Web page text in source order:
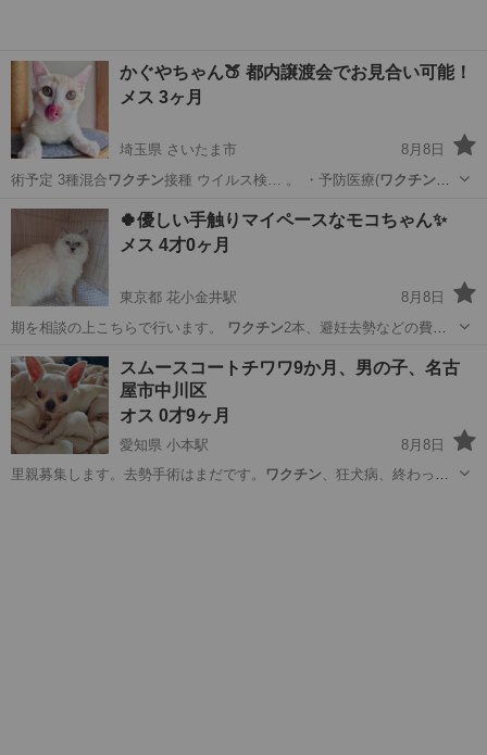
かぐやちゃん🍑 都内譲渡会でお見合い可能！
メス 3ヶ月
埼玉県 さいたま市
8月8日
術予定 3種混合 ワクチン接種 ウイルス検… 。 ・予防医療(ワクチン
埼玉 さいたま市 猫 去勢手術
🍀優しい手触りマイペースなモコちゃん✨️
メス 4才0ヶ月
東京都 花小金井駅
8月8日
期を相談の上こちらで行います。
ワクチン2本、避妊去勢などの費用
東京 小平市 費用
スムースコートチワワ9か月、男の子、名古
屋市中川区
オス 0才9ヶ月
愛知県 小本駅
8月8日
里親募集します。去勢手術はまだです。
ワクチン 、狂犬病、終わって